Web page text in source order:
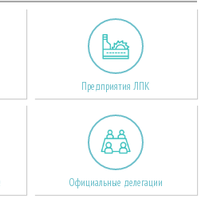
Предприятия ЛПК
Официальные делегации